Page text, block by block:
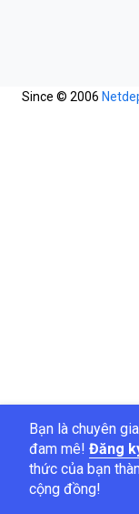
Bạn là chuyên
đam mê! Đăng
thức của bạn
cộng đồng!
Since © 2006